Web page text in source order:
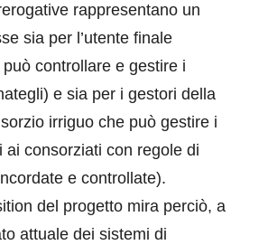
rappresentano un
sia per l’utente finale
controllare e gestire i
e sia per i gestori della
irriguo che può gestire i
ai consorziati con regole di
e controllate).
del progetto mira perciò, a
attuale dei sistemi di